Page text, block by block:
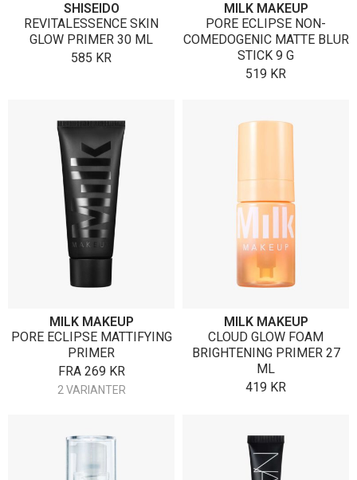
SHISEIDO
REVITALESSENCE SKIN
GLOW PRIMER 30 ML
585 KR
MILK MAKEUP
PORE ECLIPSE NON-
COMEDOGENIC MATTE BLUR
STICK 9 G
519 KR
MILK MAKEUP
PORE ECLIPSE MATTIFYING
PRIMER
FRA 269 KR
2 VARIANTER
MILK MAKEUP
CLOUD GLOW FOAM
BRIGHTENING PRIMER 27
ML
419 KR